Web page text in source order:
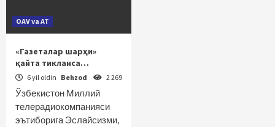
OAV va AT
«Газеталар шарҳи»
қайта тикланса…
6 yil oldin Behzod 2 269
Ўзбекистон Миллий
телерадиокомпанияси
эътиборига Эслайсизми,